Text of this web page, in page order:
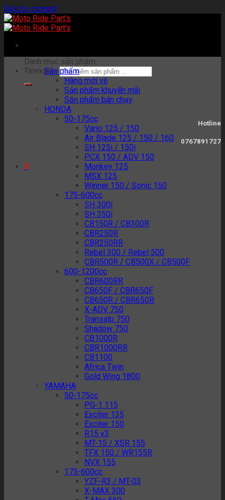
Skip to content
Tìm kiếm:
Hotline
0767891727
0
Danh mục sản phẩm
Sản phẩm
Hàng mới về
Sản phẩm khuyến mãi
Sản phẩm bán chạy
HONDA
50-175cc
Vario 125 / 150
Air Blade 125 / 150 / 160
SH 125i / 150i
PCX 150 / ADV 150
Monkey 125
MSX 125
Winner 150 / Sonic 150
175-600cc
SH 300i
SH 350i
CB150R / CB300R
CBR250R
CBR250RR
Rebel 300 / Rebel 500
CBR500R / CB500X / CB500F
600-1200cc
CBR600RR
CB650F / CBR650F
CB650R / CBR650R
X-ADV 750
Transalp 750
Shadow 750
CB1000R
CBR1000RR
CB1100
Africa Twin
Gold Wing 1800
YAMAHA
50-175cc
PG-1 115
Exciter 135
Exciter 150
R15 v3
MT-15 / XSR 155
TFX 150 / WR155R
NVX 155
175-600cc
YZF-R3 / MT-03
X-MAX 300